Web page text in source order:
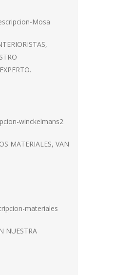
MATERIALES, VAN
NUESTRA